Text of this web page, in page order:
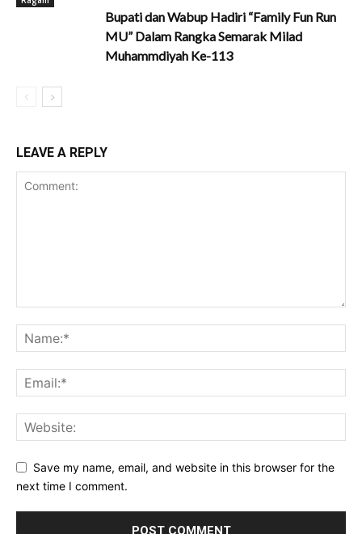
Bupati dan Wabup Hadiri “Family Fun Run
MU” Dalam Rangka Semarak Milad
Muhammdiyah Ke-113
LEAVE A REPLY
Save my name, email, and website in this browser for the
next time I comment.